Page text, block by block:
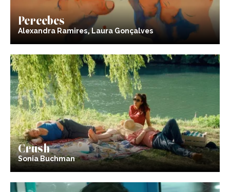
Percebes
Alexandra Ramires, Laura Gonçalves
Crush
Sonia Buchman